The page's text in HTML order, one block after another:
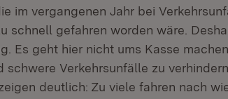
im vergangenen Jahr bei
schnell gefahren worden wäre.
Es geht hier nicht ums Kasse
schwere Verkehrsunfälle zu
deutlich: Zu viele fahren nach